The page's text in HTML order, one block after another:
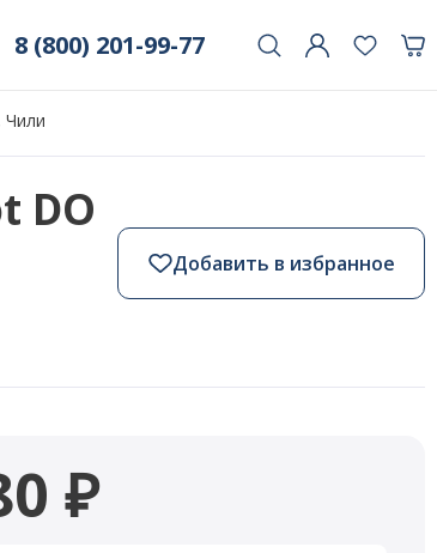
8 (800) 201-99-77
Чили
DO
Добавить в избранное
₽